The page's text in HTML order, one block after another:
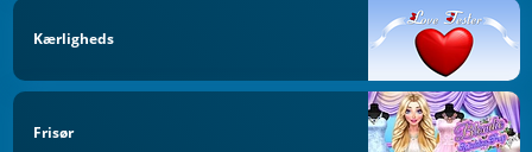
Kærligheds
Frisør